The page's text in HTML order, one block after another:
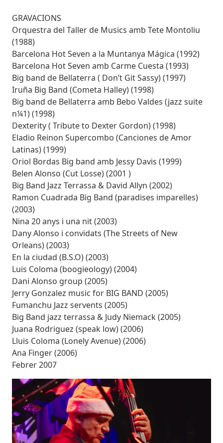
GRAVACIONS
Orquestra del Taller de Musics amb Tete Montoliu
(1988)
Barcelona Hot Seven a la Muntanya Mágica (1992)
Barcelona Hot Seven amb Carme Cuesta (1993)
Big band de Bellaterra ( Don’t Git Sassy) (1997)
Iruña Big Band (Cometa Halley) (1998)
Big band de Bellaterra amb Bebo Valdes (jazz suite
n¼1) (1998)
Dexterity ( Tribute to Dexter Gordon) (1998)
Eladio Reinon Supercombo (Canciones de Amor
Latinas) (1999)
Oriol Bordas Big band amb Jessy Davis (1999)
Belen Alonso (Cut Losse) (2001 )
Big Band Jazz Terrassa & David Allyn (2002)
Ramon Cuadrada Big Band (paradises imparelles)
(2003)
Nina 20 anys i una nit (2003)
Dany Alonso i convidats (The Streets of New
Orleans) (2003)
En la ciudad (B.S.O) (2003)
Luis Coloma (boogieology) (2004)
Dani Alonso group (2005)
Jerry Gonzalez music for BIG BAND (2005)
Fumanchu Jazz servents (2005)
Big Band jazz terrassa & Judy Niemack (2005)
Juana Rodriguez (speak low) (2006)
Lluis Coloma (Lonely Avenue) (2006)
Ana Finger (2006)
Febrer 2007
Imatges
Image